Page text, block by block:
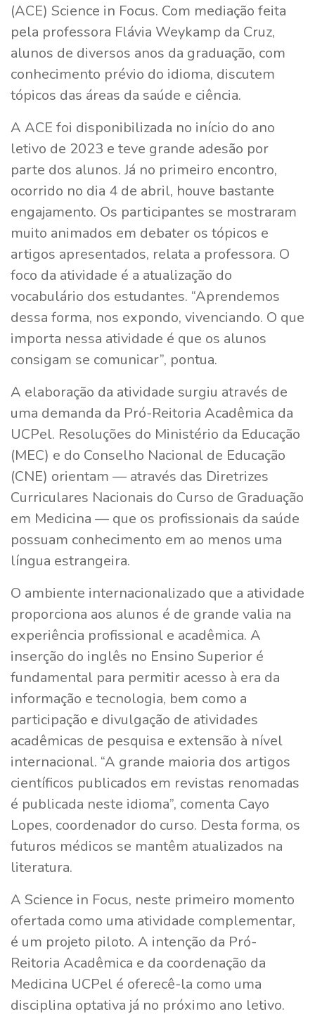
(ACE) Science in Focus. Com mediação feita
pela professora Flávia Weykamp da Cruz,
alunos de diversos anos da graduação, com
conhecimento prévio do idioma, discutem
tópicos das áreas da saúde e ciência.
A ACE foi disponibilizada no início do ano
letivo de 2023 e teve grande adesão por
parte dos alunos. Já no primeiro encontro,
ocorrido no dia 4 de abril, houve bastante
engajamento. Os participantes se mostraram
muito animados em debater os tópicos e
artigos apresentados, relata a professora. O
foco da atividade é a atualização do
vocabulário dos estudantes. “Aprendemos
dessa forma, nos expondo, vivenciando. O que
importa nessa atividade é que os alunos
consigam se comunicar”, pontua.
A elaboração da atividade surgiu através de
uma demanda da Pró-Reitoria Acadêmica da
UCPel. Resoluções do Ministério da Educação
(MEC) e do Conselho Nacional de Educação
(CNE) orientam — através das Diretrizes
Curriculares Nacionais do Curso de Graduação
em Medicina — que os profissionais da saúde
possuam conhecimento em ao menos uma
língua estrangeira.
O ambiente internacionalizado que a atividade
proporciona aos alunos é de grande valia na
experiência profissional e acadêmica. A
inserção do inglês no Ensino Superior é
fundamental para permitir acesso à era da
informação e tecnologia, bem como a
participação e divulgação de atividades
acadêmicas de pesquisa e extensão à nível
internacional. “A grande maioria dos artigos
científicos publicados em revistas renomadas
é publicada neste idioma”, comenta Cayo
Lopes, coordenador do curso. Desta forma, os
futuros médicos se mantêm atualizados na
literatura.
A Science in Focus, neste primeiro momento
ofertada como uma atividade complementar,
é um projeto piloto. A intenção da Pró-
Reitoria Acadêmica e da coordenação da
Medicina UCPel é oferecê-la como uma
disciplina optativa já no próximo ano letivo.